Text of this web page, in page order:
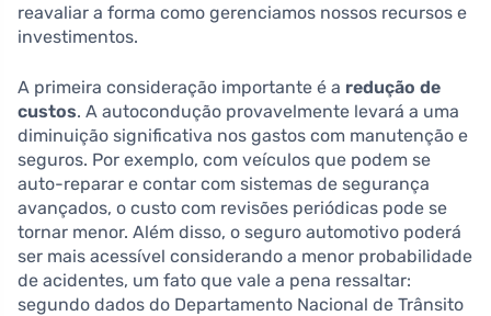
reavaliar a forma como gerenciamos nossos recursos e
investimentos.
A primeira consideração importante é a redução de
custos. A autocondução provavelmente levará a uma
diminuição significativa nos gastos com manutenção e
seguros. Por exemplo, com veículos que podem se
auto-reparar e contar com sistemas de segurança
avançados, o custo com revisões periódicas pode se
tornar menor. Além disso, o seguro automotivo poderá
ser mais acessível considerando a menor probabilidade
de acidentes, um fato que vale a pena ressaltar:
segundo dados do Departamento Nacional de Trânsito